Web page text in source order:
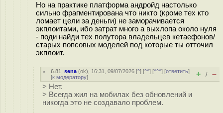
Но на практике платформа андройд настолько
сильно фрагментирована что никто (кроме тех кто
ломает цели за деньги) не заморачивается
экплоитами, ибо затрат много а выхлопа около нуля
- поди найди тех полутора владельцев кетаефонов/
старых попсовых моделей под которые ты отточил
экплоит.
6.81 ,sena (ok), 16:31, 09/07/2026 [^] [^^] [^^^] [ответить]
[к модератору] + / –
> Нет.
> Всегда жил на мобилах без обновлений и
никогда это не создавало проблем.